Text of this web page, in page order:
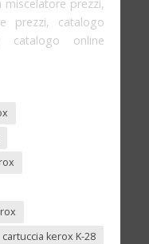
miscelatore prezzi,
prezzi, catalogo
catalogo online
cartuccia kerox K-28